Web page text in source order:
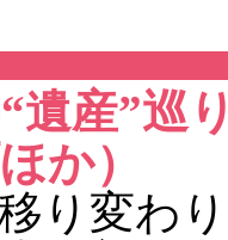
遺産”巡
か）
り変わ